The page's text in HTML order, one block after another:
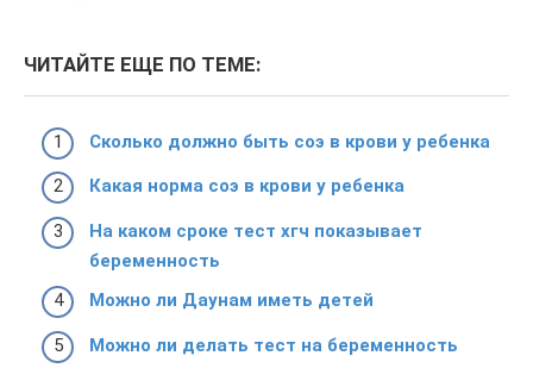
ЧИТАЙТЕ ЕЩЕ ПО ТЕМЕ:
Сколько должно быть соэ в крови у ребенка
Какая норма соэ в крови у ребенка
На каком сроке тест хгч показывает
беременность
Можно ли Даунам иметь детей
Можно ли делать тест на беременность